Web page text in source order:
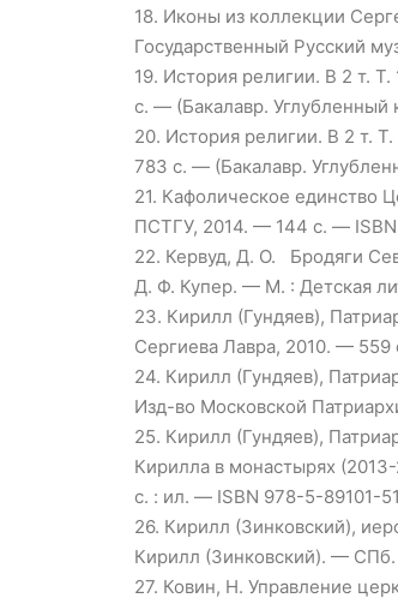
18. Иконы из коллекции
Государственный Русский
19. История религии. В 2 т.
с. — (Бакалавр.
20. История религии. В 2 т.
783 с. — (Бакалавр.
21. Кафолическое единство
ПСТГУ, 2014. — 144 с. —
22. Кервуд, Д. О. Бродяги
Д. Ф. Купер. — М. : Детская
23. Кирилл (Гундяев),
Сергиева Лавра, 2010. —
24. Кирилл (Гундяев),
Изд-во Московской
25. Кирилл (Гундяев),
Кирилла в монастырях
с. : ил. — ISBN 978-5-89101-
26. Кирилл (Зинковский),
Кирилл (Зинковский). —
27. Ковин, Н. Управление